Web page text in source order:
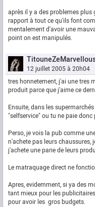
après il y a des problemes
rapport à tout ce qu'ils font
mentalement d'avoir une
point on est manipulés.
12 juillet 2005 à 20h04
tres honnetement, j'ai une tres
produit parce que j'aime ce
Ensuite, dans les
"selfservice" ou tu ne paie
Perso, je vois la pub comme
n'achete pas leurs chaussures,
j'achete une parie de leurs
Le matraquage direct ne
Apres, evidemment, si ya des
tant mieux pour les
pour avoir les gros budgets.